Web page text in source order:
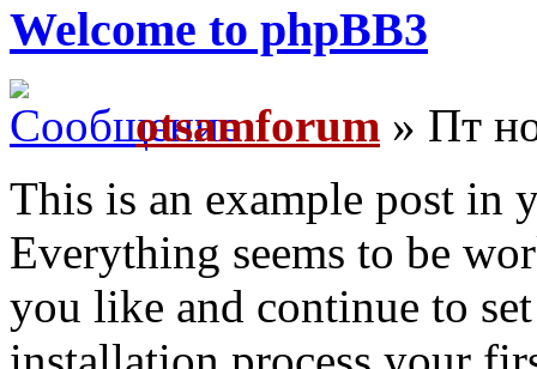
Welcome to phpBB3
otsamforum » Пт
This is an example post in
Everything seems to be
you like and continue to